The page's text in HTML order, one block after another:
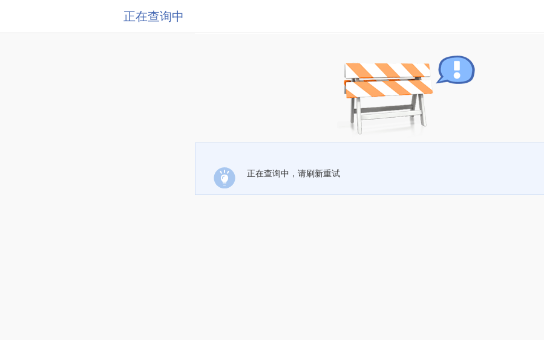
正在查询中
正在查询中，请刷新重试